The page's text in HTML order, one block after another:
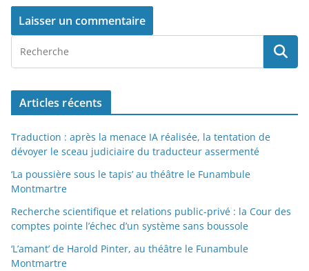
Articles récents
Traduction : après la menace IA réalisée, la tentation de
dévoyer le sceau judiciaire du traducteur assermenté
‘La poussière sous le tapis’ au théâtre le Funambule
Montmartre
Recherche scientifique et relations public-privé : la Cour des
comptes pointe l’échec d’un système sans boussole
‘L’amant’ de Harold Pinter, au théâtre le Funambule
Montmartre